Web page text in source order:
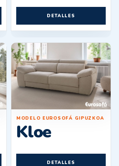
DETALLES
MODELO EUROSOFÁ GIPUZKOA
Kloe
DETALLES